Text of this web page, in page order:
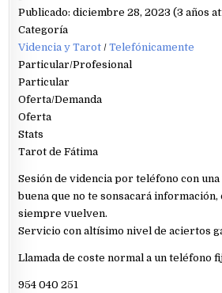
Publicado: diciembre 28, 2023 (3 años
Categoría
Videncia y Tarot /Telefónicamente
Particular/Profesional
Particular
Oferta/Demanda
Oferta
Stats
Tarot de Fátima
Sesión de videncia por teléfono con
buena que no te sonsacará
siempre vuelven.
Servicio con altísimo nivel de aciertos
Llamada de coste normal a un teléfono
954 040 251